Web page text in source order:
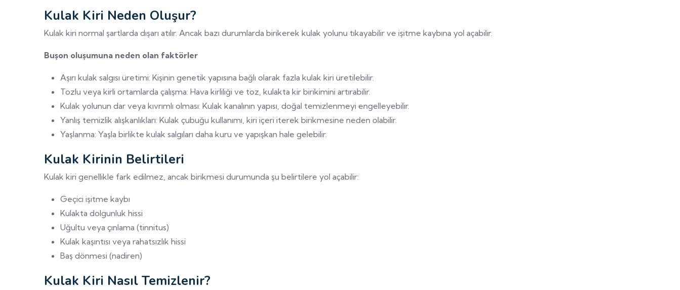
Kulak Kiri Neden Oluşur?
Kulak kiri normal şartlarda dışarı atılır. Ancak bazı durumlarda birikerek kulak yolunu tıkayabilir ve işitme kaybına yol açabilir.
Buşon oluşumuna neden olan faktörler
Aşırı kulak salgısı üretimi: Kişinin genetik yapısına bağlı olarak fazla kulak kiri üretilebilir.
Tozlu veya kirli ortamlarda çalışma: Hava kirliliği ve toz, kulakta kir birikimini artırabilir.
Kulak yolunun dar veya kıvrımlı olması: Kulak kanalının yapısı, doğal temizlenmeyi engelleyebilir.
Yanlış temizlik alışkanlıkları: Kulak çubuğu kullanımı, kiri içeri iterek birikmesine neden olabilir.
Yaşlanma: Yaşla birlikte kulak salgıları daha kuru ve yapışkan hale gelebilir.
Kulak Kirinin Belirtileri
Kulak kiri genellikle fark edilmez, ancak birikmesi durumunda şu belirtilere yol açabilir:
Geçici işitme kaybı
Kulakta dolgunluk hissi
Uğultu veya çınlama (tinnitus)
Kulak kaşıntısı veya rahatsızlık hissi
Baş dönmesi (nadiren)
Kulak Kiri Nasıl Temizlenir?